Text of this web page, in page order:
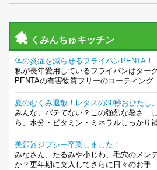
くみんちゅキッチン
体の炎症を減らせるフライパンPENTA！
私が長年愛用しているフライパンはター
PENTAの有害物質フリーのコーティング
夏のむくみ退散！レタスの30秒おひたし。
みんな、バテてない？この強烈な暑さ…
ら、水分・ビタミン・ミネラルしっかり
美顔器ジプシー卒業しました！
みなさん、たるみや小じわ、毛穴のメン
か？更年期に突入してさらに日々のお手...